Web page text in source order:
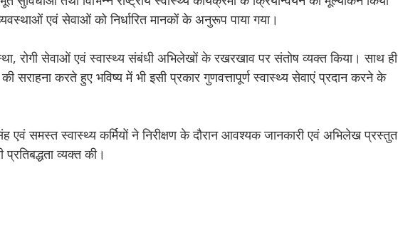
एवं सेवाओं को निर्धारित मानकों के अनुरूप पाया गया।
रोगी सेवाओं एवं स्वास्थ्य संबंधी अभिलेखों के रखरखाव पर संतोष व्यक्त किया। साथ ही
की सराहना करते हुए भविष्य में भी इसी प्रकार गुणवत्तापूर्ण स्वास्थ्य सेवाएं प्रदान करने के
एवं समस्त स्वास्थ्य कर्मियों ने निरीक्षण के दौरान आवश्यक जानकारी एवं अभिलेख प्रस्तुत
व्यक्त की।